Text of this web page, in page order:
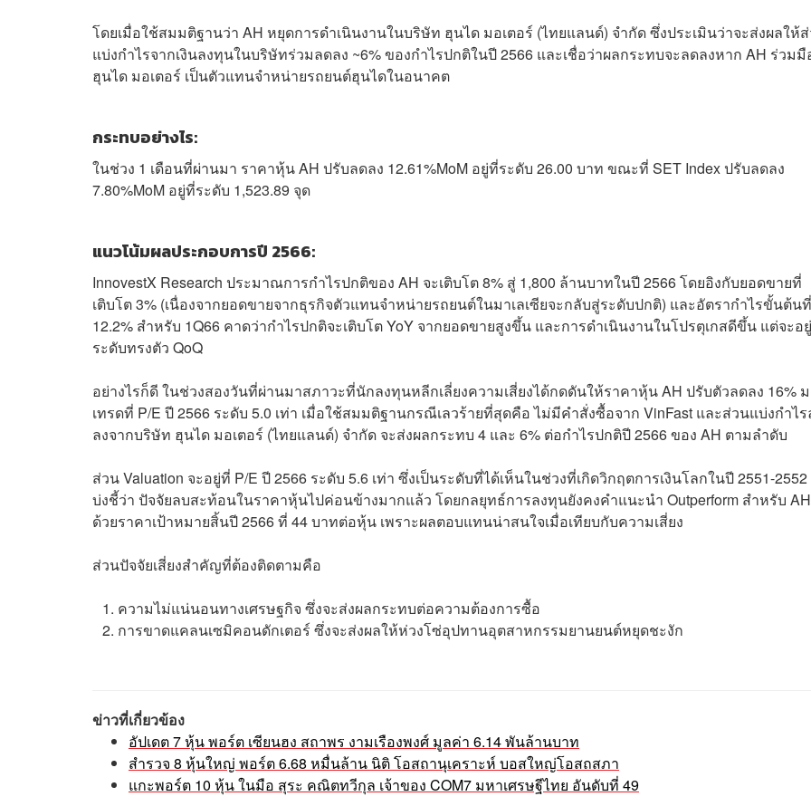
โดยเมื่อใช้สมมติฐานว่า AH หยุดการดำเนินงานในบริษัท ฮุนได มอเตอร์ (ไทยแลนด์) จำกัด ซึ่งประเมินว่าจะส่งผลให้
แบ่งกำไรจากเงินลงทุนในบริษัทร่วมลดลง ~6% ของกำไรปกติในปี 2566 และเชื่อว่าผลกระทบจะลดลงหาก AH ร่วม
ฮุนได มอเตอร์ เป็นตัวแทนจำหน่ายรถยนต์ฮุนไดในอนาคต
กระทบอย่างไร:
ในช่วง 1 เดือนที่ผ่านมา ราคาหุ้น AH ปรับลดลง 12.61%MoM อยู่ที่ระดับ 26.00 บาท ขณะที่ SET Index ปรับลดลง
7.80%MoM อยู่ที่ระดับ 1,523.89 จุด
แนวโน้มผลประกอบการปี 2566:
InnovestX Research ประมาณการกำไรปกติของ AH จะเติบโต 8% สู่ 1,800 ล้านบาทในปี 2566 โดยอิงกับยอดขายที่
เติบโต 3% (เนื่องจากยอดขายจากธุรกิจตัวแทนจำหน่ายรถยนต์ในมาเลเซียจะกลับสู่ระดับปกติ) และอัตรากำไรขั้นต้นที่
12.2% สำหรับ 1Q66 คาดว่ากำไรปกติจะเติบโต YoY จากยอดขายสูงขึ้น และการดำเนินงานในโปรตุเกสดีขึ้น แต่จะอ
ระดับทรงตัว QoQ
อย่างไรก็ดี ในช่วงสองวันที่ผ่านมาสภาวะที่นักลงทุนหลีกเลี่ยงความเสี่ยงได้กดดันให้ราคาหุ้น AH ปรับตัวลดลง 16%
เทรดที่ P/E ปี 2566 ระดับ 5.0 เท่า เมื่อใช้สมมติฐานกรณีเลวร้ายที่สุดคือ ไม่มีคำสั่งซื้อจาก VinFast และส่วนแบ่งกำไ
ลงจากบริษัท ฮุนได มอเตอร์ (ไทยแลนด์) จำกัด จะส่งผลกระทบ 4 และ 6% ต่อกำไรปกติปี 2566 ของ AH ตามลำดับ
ส่วน Valuation จะอยู่ที่ P/E ปี 2566 ระดับ 5.6 เท่า ซึ่งเป็นระดับที่ได้เห็นในช่วงที่เกิดวิกฤตการเงินโลกในปี 2551-
บ่งชี้ว่า ปัจจัยลบสะท้อนในราคาหุ้นไปค่อนข้างมากแล้ว โดยกลยุทธ์การลงทุนยังคงคำแนะนำ Outperform สำหรับ AH
ด้วยราคาเป้าหมายสิ้นปี 2566 ที่ 44 บาทต่อหุ้น เพราะผลตอบแทนน่าสนใจเมื่อเทียบกับความเสี่ยง
ส่วนปัจจัยเสี่ยงสำคัญที่ต้องติดตามคือ
ความไม่แน่นอนทางเศรษฐกิจ ซึ่งจะส่งผลกระทบต่อความต้องการซื้อ
การขาดแคลนเซมิคอนดักเตอร์ ซึ่งจะส่งผลให้ห่วงโซ่อุปทานอุตสาหกรรมยานยนต์หยุดชะงัก
ข่าวที่เกี่ยวข้อง
อัปเดต 7 หุ้น พอร์ต เซียนฮง สถาพร งามเรืองพงศ์ มูลค่า 6.14 พันล้านบาท
สำรวจ 8 หุ้นใหญ่ พอร์ต 6.68 หมื่นล้าน นิติ โอสถานุเคราะห์ บอสใหญ่โอสถสภา
แกะพอร์ต 10 หุ้น ในมือ สุระ คณิตทวีกุล เจ้าของ COM7 มหาเศรษฐีไทย อันดับที่ 49